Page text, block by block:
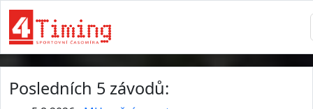
Posledních 5 závodů: